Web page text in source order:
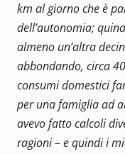
km al giorno che è
dell’autonomia;
almeno un’altra
abbondando, circa
consumi domestici
per una famiglia ad
avevo fatto calcoli
ragioni – e quindi i